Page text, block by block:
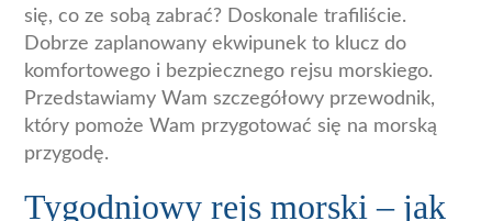
się, co ze sobą zabrać? Doskonale trafiliście.
Dobrze zaplanowany ekwipunek to klucz do
komfortowego i bezpiecznego rejsu morskiego.
Przedstawiamy Wam szczegółowy przewodnik,
który pomoże Wam przygotować się na morską
przygodę.
Tygodniowy rejs morski – jak